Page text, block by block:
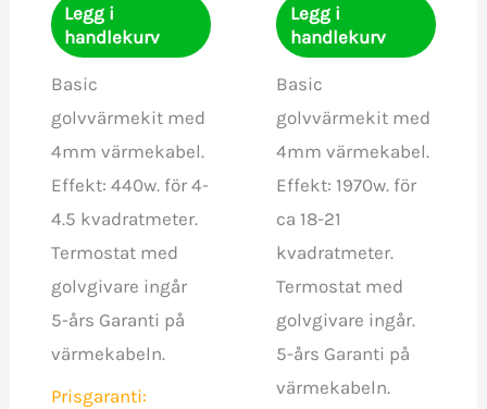
Legg i
handlekurv
Basic
golvvärmekit med
4mm värmekabel.
Effekt: 440w. för 4-
4.5 kvadratmeter.
Termostat med
golvgivare ingår
5-års Garanti på
värmekabeln.
Prisgaranti:
Legg i
handlekurv
Basic
golvvärmekit med
4mm värmekabel.
Effekt: 1970w. för
ca 18-21
kvadratmeter.
Termostat med
golvgivare ingår.
5-års Garanti på
värmekabeln.